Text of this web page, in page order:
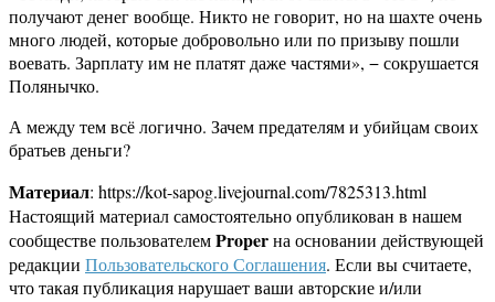
получают денег вообще. Никто не говорит, но на шахте очень
много людей, которые добровольно или по призыву пошли
воевать. Зарплату им не платят даже частями», − сокрушается
Полянычко.
А между тем всё логично. Зачем предателям и убийцам своих
братьев деньги?
Материал: https://kot-sapog.livejournal.com/7825313.html
Настоящий материал самостоятельно опубликован в нашем
сообществе пользователемProperна основании действующей
редакции Пользовательского Соглашения. Если вы считаете,
что такая публикация нарушает ваши авторские и/или